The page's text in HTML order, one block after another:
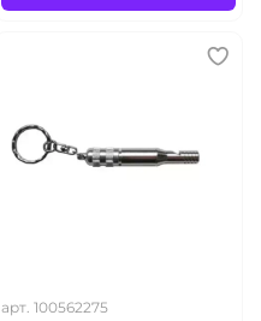
арт. 100562275